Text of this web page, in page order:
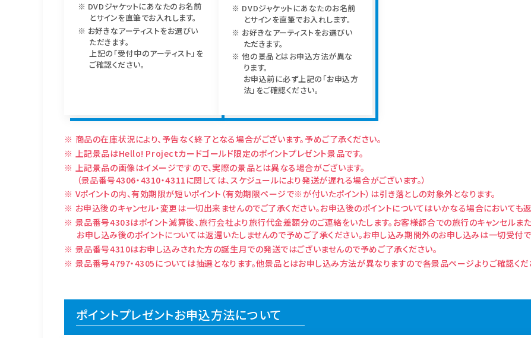
DVDジャケットにあなたのお名前
とサインを直筆でお入れします。
お好きなアーティストをお選びい
ただきます。
上記の「受付中のアーティスト」を
ご確認ください。
DVDジャケットにあなたのお名前
とサインを直筆でお入れします。
お好きなアーティストをお選びい
ただきます。
他の景品とはお申込方法が異な
ります。
お申込前に必ず上記の「お申込方
法」をご確認ください。
商品の在庫状況により、予告なく終了となる場合がございます。予めご了承ください。
上記景品はHello! Projectカードゴールド限定のポイントプレゼント景品です。
上記景品の画像はイメージですので、実際の景品とは異なる場合がございます。
（景品番号4306・4310・4311に関しては、スケジュールにより発送が遅れる場合がございます。）
Vポイントの内、有効期限が短いポイント（有効期限ページで※が付いたポイント）は引き落としの対象外となります。
お申込後のキャンセル・変更は一切出来ませんのでご了承ください。お申込後のポイントについてはいかなる場合においても
景品番号4303はポイント減算後、旅行会社より旅行代金差額分のご連絡をいたします。お客様都合での旅行のキャンセルま
お申し込み後のポイントについては返還いたしませんので予めご了承ください。お申し込み期間外のお申し込みは一切受付で
景品番号4310はお申し込みされた方の誕生月での発送ではございませんので予めご了承ください。
景品番号4797・4305については抽選となります。他景品とはお申し込み方法が異なりますので各景品ページよりご確認くだ
ポイントプレゼントお申込方法について